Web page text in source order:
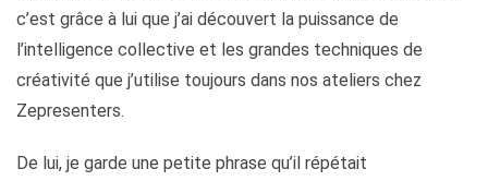
c’est grâce à lui que j’ai découvert la puissance de
l’intelligence collective et les grandes techniques de
créativité que j’utilise toujours dans nos ateliers chez
Zepresenters.
De lui, je garde une petite phrase qu’il répétait